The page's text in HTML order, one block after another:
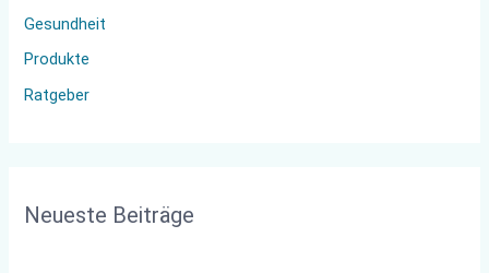
:Gesundheit
Produkte
Ratgeber
Neueste Beiträge